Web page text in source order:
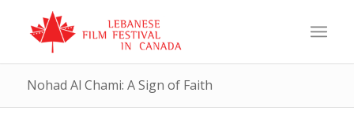
Nohad Al Chami: A Sign of Faith